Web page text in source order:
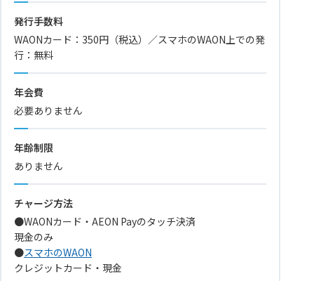
発行手数料
WAONカード：350円（税込）／スマホのWAON上での発
行：無料
年会費
必要ありません
年齢制限
ありません
チャージ方法
●WAONカード・AEON Payのタッチ決済
現金のみ
●スマホのWAON
クレジットカード・現金